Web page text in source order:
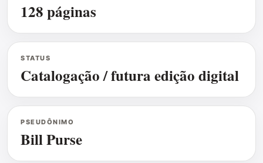
128 páginas
STATUS
Catalogação / futura edição digital
PSEUDÔNIMO
Bill Purse